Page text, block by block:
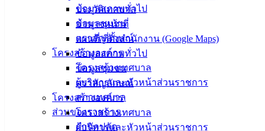
ข้อมูลสภาพทั่วไป
ข้อมูลชุมชน
ตราสัญลักษณ์
โครงสร้างองค์กร
โครงสร้างเทศบาล
ผู้บริหารและหัวหน้าส่วนราชการ
สภาเทศบาล
ส่วนของราชการ
สำนักปลัด
ประวัติเทศบาล
อำนาจหน้าที่
แผนที่/ที่ตั้งสำนักงาน (Google Maps)
ข้อมูลสภาพทั่วไป
ข้อมูลชุมชน
ตราสัญลักษณ์
โครงสร้างองค์กร
โครงสร้างเทศบาล
ผู้บริหารและหัวหน้าส่วนราชการ
พฤศจิกายน 16, 2022 พฤศจิกายน 17, 2022
วันที่ 16 พฤศจิกายน 2565 เทศบาลเมืองอ่างศิลา ดำเนินกิจกรรม
Big Cleaning Day โดยทำความสะอาด เก็บขยะ และตัดแต่งกิ่งไม้
เพื่อปรับภูมิทัศน์ให้สะอาด สวยงาม สร้างภาพลักษณ์ที่ดีให้กับ
เมือง บริเวณถนนสุขุมวิท คลองบางโปรง และถนนมิตรสัมพันธ์